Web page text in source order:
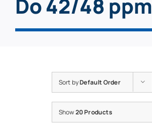
Do 42/48 ppm
Sort byDefault Order
Show20 Products